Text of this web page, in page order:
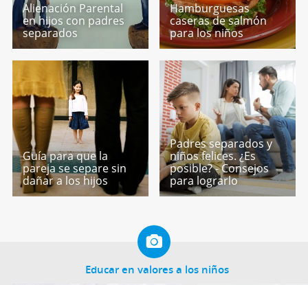
Alienación Parental
en hijos con padres
separados
Hamburguesas
caseras de salmón
para los niños
Guía para que la
pareja se separe sin
dañar a los hijos
Padres separados y
niños felices. ¿Es
posible? - Consejos
para lograrlo
Educar en valores a los niños